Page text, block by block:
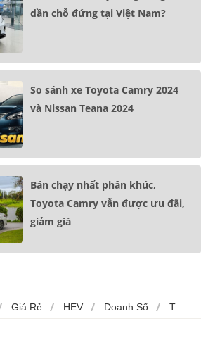
dần chỗ đứng tại Việt Nam?
So sánh xe Toyota Camry 2024
và Nissan Teana 2024
Bán chạy nhất phân khúc,
Toyota Camry vẫn được ưu đãi,
giảm giá
Giá Rẻ HEV Doanh Số T